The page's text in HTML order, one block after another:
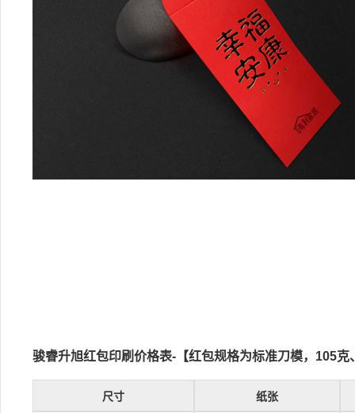
骏睿升旭红包印刷价格表-【红包规格为标准刀模，105
尺寸 纸张